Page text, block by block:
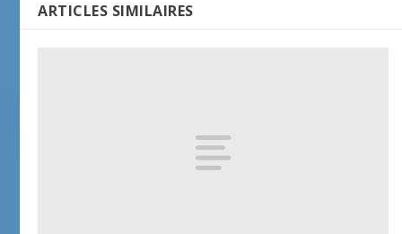
ARTICLES SIMILAIRES